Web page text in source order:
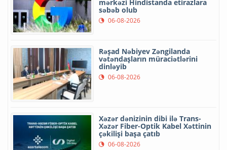
mərkəzi Hindistanda etirazlara
səbəb olub
06-08-2026
Rəşad Nəbiyev Zəngilanda
vətəndaşların müraciətlərini
dinləyib
06-08-2026
Xəzər dənizinin dibi ilə Trans-
Xəzər Fiber-Optik Kabel Xəttinin
çəkilişi başa çatıb
06-08-2026